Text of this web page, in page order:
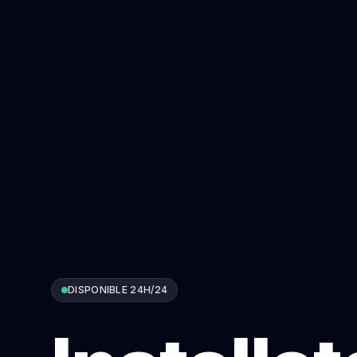
DISPONIBLE 24H/24